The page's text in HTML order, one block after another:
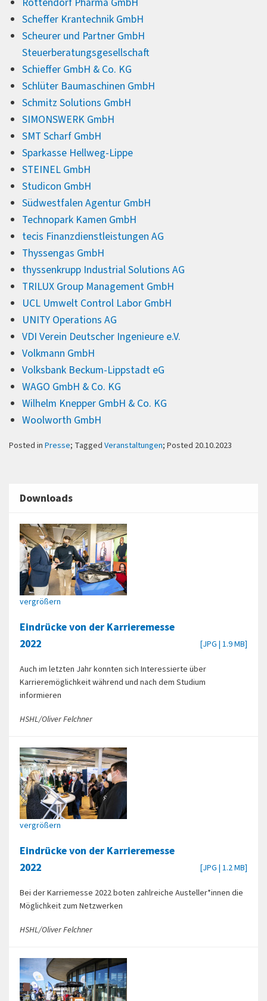
Scheffer Krantechnik GmbH
Scheurer und Partner GmbH
Steuerberatungsgesellschaft
Schieffer GmbH & Co. KG
Schlüter Baumaschinen GmbH
Schmitz Solutions GmbH
SIMONSWERK GmbH
SMT Scharf GmbH
Sparkasse Hellweg-Lippe
STEINEL GmbH
Studicon GmbH
Südwestfalen Agentur GmbH
Technopark Kamen GmbH
tecis Finanzdienstleistungen AG
Thyssengas GmbH
thyssenkrupp Industrial Solutions AG
TRILUX Group Management GmbH
UCL Umwelt Control Labor GmbH
UNITY Operations AG
VDI Verein Deutscher Ingenieure e.V.
Volkmann GmbH
Volksbank Beckum-Lippstadt eG
WAGO GmbH & Co. KG
Wilhelm Knepper GmbH & Co. KG
Woolworth GmbH
Posted in Presse; Tagged Veranstaltungen; Posted 20.10.2023
Downloads
vergrößern
Eindrücke von der Karrieremesse
2022
[JPG | 1.9 MB]
Auch im letzten Jahr konnten sich Interessierte über
Karrieremöglichkeit während und nach dem Studium
informieren
HSHL/Oliver Felchner
vergrößern
Eindrücke von der Karrieremesse
2022
[JPG | 1.2 MB]
Bei der Karriemesse 2022 boten zahlreiche Austeller*innen die
Möglichkeit zum Netzwerken
HSHL/Oliver Felchner